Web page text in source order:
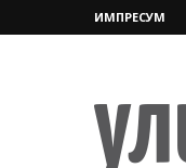
ИМПРЕСУМ